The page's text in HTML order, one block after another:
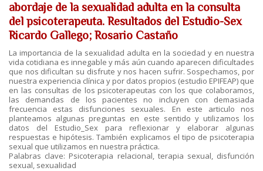
abordaje de la sexualidad adulta en la consulta
del psicoterapeuta. Resultados del Estudio-Sex
Ricardo Gallego; Rosario Castaño
La importancia de la sexualidad adulta en la sociedad y en nuestra
vida cotidiana es innegable y más aún cuando aparecen dificultades
que nos dificultan su disfrute y nos hacen sufrir. Sospechamos, por
nuestra experiencia clínica y por datos propios (estudio EPIFEAP) que
en las consultas de los psicoterapeutas con los que colaboramos,
las demandas de los pacientes no incluyen con demasiada
frecuencia estas disfunciones sexuales. En este articulo nos
planteamos algunas preguntas en este sentido y utilizamos los
datos del Estudio_Sex para reflexionar y elaborar algunas
respuestas e hipótesis. También explicamos el tipo de psicoterapia
sexual que utilizamos en nuestra práctica.
Palabras clave: Psicoterapia relacional, terapia sexual, disfunción
sexual, sexualidad